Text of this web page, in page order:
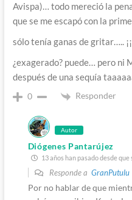
Avispa)… todo mereció la
que se me escapó con la
sólo tenía ganas de gritar…..
¿exagerado? puede… pero
después de una sequía
0 Responder
Autor
Diógenes Pantarújez
13 años han pasado desde
Responde a GranPutulu
Por no hablar de que